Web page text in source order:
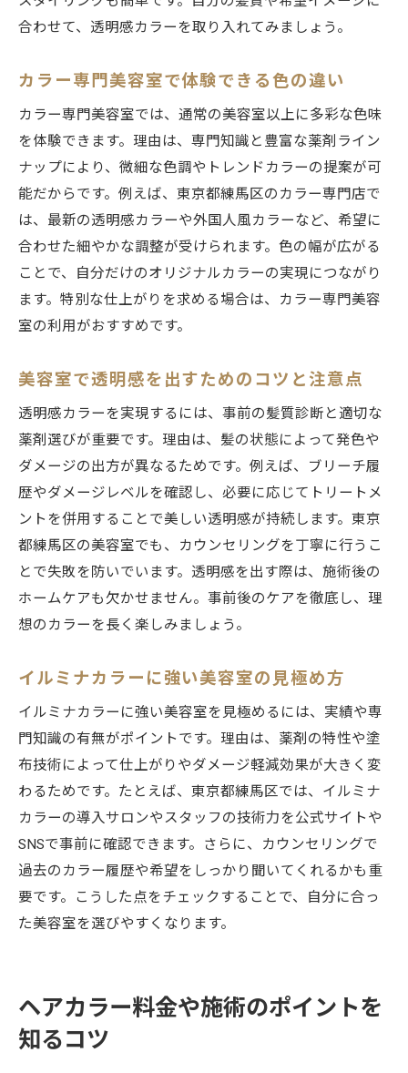
合わせて、透明感カラーを取り入れてみましょう。
カラー専門美容室で体験できる色の違い
カラー専門美容室では、通常の美容室以上に多彩な色味
を体験できます。理由は、専門知識と豊富な薬剤ライン
ナップにより、微細な色調やトレンドカラーの提案が可
能だからです。例えば、東京都練馬区のカラー専門店で
は、最新の透明感カラーや外国人風カラーなど、希望に
合わせた細やかな調整が受けられます。色の幅が広がる
ことで、自分だけのオリジナルカラーの実現につながり
ます。特別な仕上がりを求める場合は、カラー専門美容
室の利用がおすすめです。
美容室で透明感を出すためのコツと注意点
透明感カラーを実現するには、事前の髪質診断と適切な
薬剤選びが重要です。理由は、髪の状態によって発色や
ダメージの出方が異なるためです。例えば、ブリーチ履
歴やダメージレベルを確認し、必要に応じてトリートメ
ントを併用することで美しい透明感が持続します。東京
都練馬区の美容室でも、カウンセリングを丁寧に行うこ
とで失敗を防いでいます。透明感を出す際は、施術後の
ホームケアも欠かせません。事前後のケアを徹底し、理
想のカラーを長く楽しみましょう。
イルミナカラーに強い美容室の見極め方
イルミナカラーに強い美容室を見極めるには、実績や専
門知識の有無がポイントです。理由は、薬剤の特性や塗
布技術によって仕上がりやダメージ軽減効果が大きく変
わるためです。たとえば、東京都練馬区では、イルミナ
カラーの導入サロンやスタッフの技術力を公式サイトや
SNSで事前に確認できます。さらに、カウンセリングで
過去のカラー履歴や希望をしっかり聞いてくれるかも重
要です。こうした点をチェックすることで、自分に合っ
た美容室を選びやすくなります。
ヘアカラー料金や施術のポイントを
知るコツ